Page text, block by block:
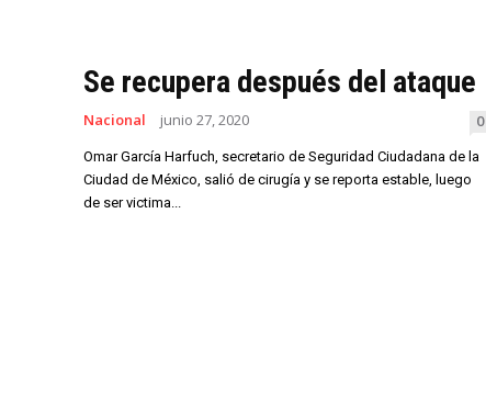
Se recupera después del ataque
Nacional junio 27, 2020 0
Omar García Harfuch, secretario de Seguridad Ciudadana de la
Ciudad de México, salió de cirugía y se reporta estable, luego
de ser victima...